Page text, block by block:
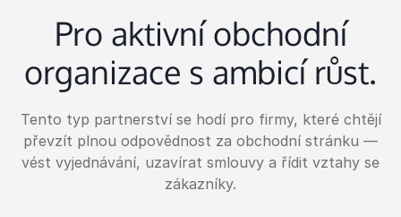
Pro aktivní obchodní
organizace s ambicí růst.
Tento typ partnerství se hodí pro firmy, které chtějí
převzít plnou odpovědnost za obchodní stránku —
vést vyjednávání, uzavírat smlouvy a řídit vztahy se
zákazníky.